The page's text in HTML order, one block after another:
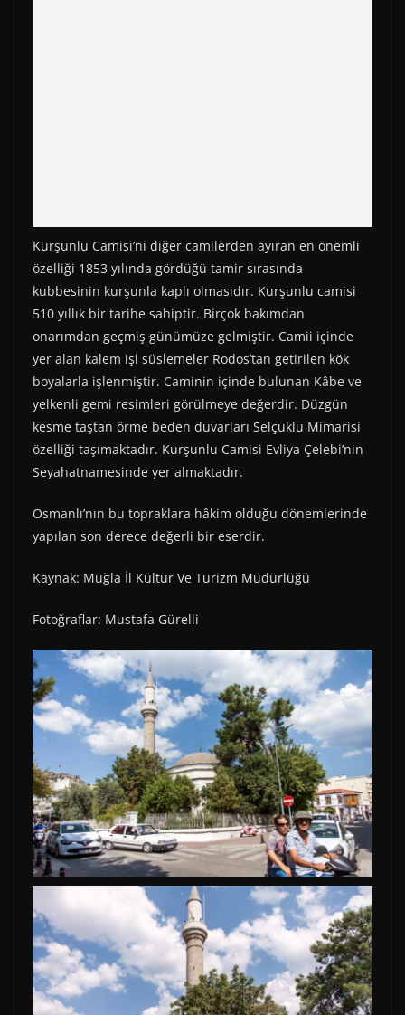
Kurşunlu Camisi’ni diğer camilerden ayıran en önemli
özelliği 1853 yılında gördüğü tamir sırasında
kubbesinin kurşunla kaplı olmasıdır. Kurşunlu camisi
510 yıllık bir tarihe sahiptir. Birçok bakımdan
onarımdan geçmiş günümüze gelmiştir. Camii içinde
yer alan kalem işi süslemeler Rodos’tan getirilen kök
boyalarla işlenmiştir. Caminin içinde bulunan Kâbe ve
yelkenli gemi resimleri görülmeye değerdir. Düzgün
kesme taştan örme beden duvarları Selçuklu Mimarisi
özelliği taşımaktadır. Kurşunlu Camisi Evliya Çelebi’nin
Seyahatnamesinde yer almaktadır.
Osmanlı’nın bu topraklara hâkim olduğu dönemlerinde
yapılan son derece değerli bir eserdir.
Kaynak: Muğla İl Kültür Ve Turizm Müdürlüğü
Fotoğraflar: Mustafa Gürelli